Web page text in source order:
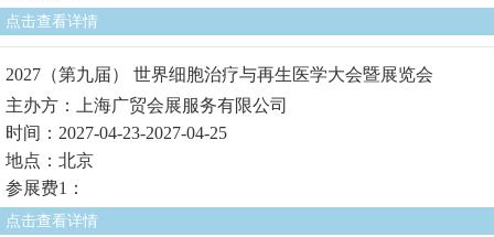
点击查看详情
2027（第九届） 世界细胞治疗与再生医学大会暨展览会
主办方：上海广贸会展服务有限公司
时间：2027-04-23-2027-04-25
地点：北京
参展费1：
点击查看详情